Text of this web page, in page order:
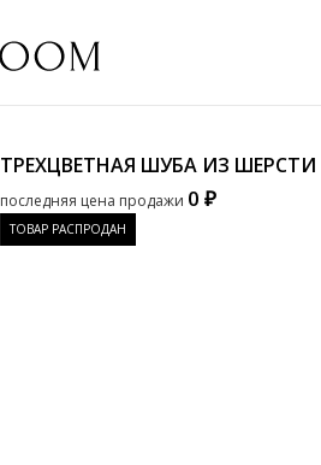
ТРЕХЦВЕТНАЯ ШУБА ИЗ ШЕРСТИ
последняя цена продажи 0 ₽
ТОВАР РАСПРОДАН